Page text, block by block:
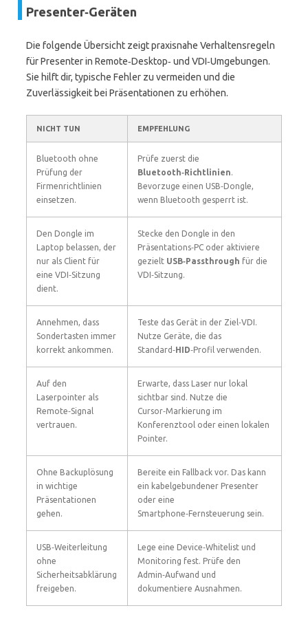
Presenter‑Geräten
Die folgende Übersicht zeigt praxisnahe Verhaltensregeln
für Presenter in Remote‑Desktop‑ und VDI‑Umgebungen.
Sie hilft dir, typische Fehler zu vermeiden und die
Zuverlässigkeit bei Präsentationen zu erhöhen.
NICHT TUN EMPFEHLUNG
Bluetooth ohne
Prüfung der
Firmenrichtlinien
einsetzen.
Prüfe zuerst die
Bluetooth‑Richtlinien.
Bevorzuge einen USB‑Dongle,
wenn Bluetooth gesperrt ist.
Den Dongle im
Laptop belassen, der
nur als Client für
eine VDI‑Sitzung
dient.
Stecke den Dongle in den
Präsentations‑PC oder aktiviere
gezielt USB‑Passthrough für die
VDI‑Sitzung.
Annehmen, dass
Sondertasten immer
korrekt ankommen.
Teste das Gerät in der Ziel‑VDI.
Nutze Geräte, die das
Standard‑HID‑Profil verwenden.
Auf den
Laserpointer als
Remote‑Signal
vertrauen.
Erwarte, dass Laser nur lokal
sichtbar sind. Nutze die
Cursor‑Markierung im
Konferenztool oder einen lokalen
Pointer.
Ohne Backuplösung
in wichtige
Präsentationen
gehen.
Bereite ein Fallback vor. Das kann
ein kabelgebundener Presenter
oder eine
Smartphone‑Fernsteuerung sein.
USB‑Weiterleitung
ohne
Sicherheitsabklärung
freigeben.
Lege eine Device‑Whitelist und
Monitoring fest. Prüfe den
Admin‑Aufwand und
dokumentiere Ausnahmen.